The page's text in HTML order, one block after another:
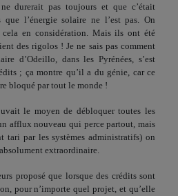
durerait pas toujours et que c’était
l’éner­gie solaire ne l’est pas. On
en considération. Mais ils ont été
des rigolos ! Je ne sais pas comment
d’Odeillo, dans les Pyrénées, s’est
; ça montre qu’il a du génie, car ce
bloqué par tout le monde !
le moyen de débloquer tou­tes les
afflux nouveau qui perce partout, mais
tari par les systè­mes administratifs) on
extraordinaire.
proposé que lorsque des cré­dits sont
pour n’importe quel projet, et qu’elle